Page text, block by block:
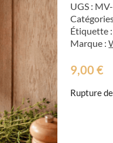
UGS :
Étiquette
Marque :
9,00€
Rupture